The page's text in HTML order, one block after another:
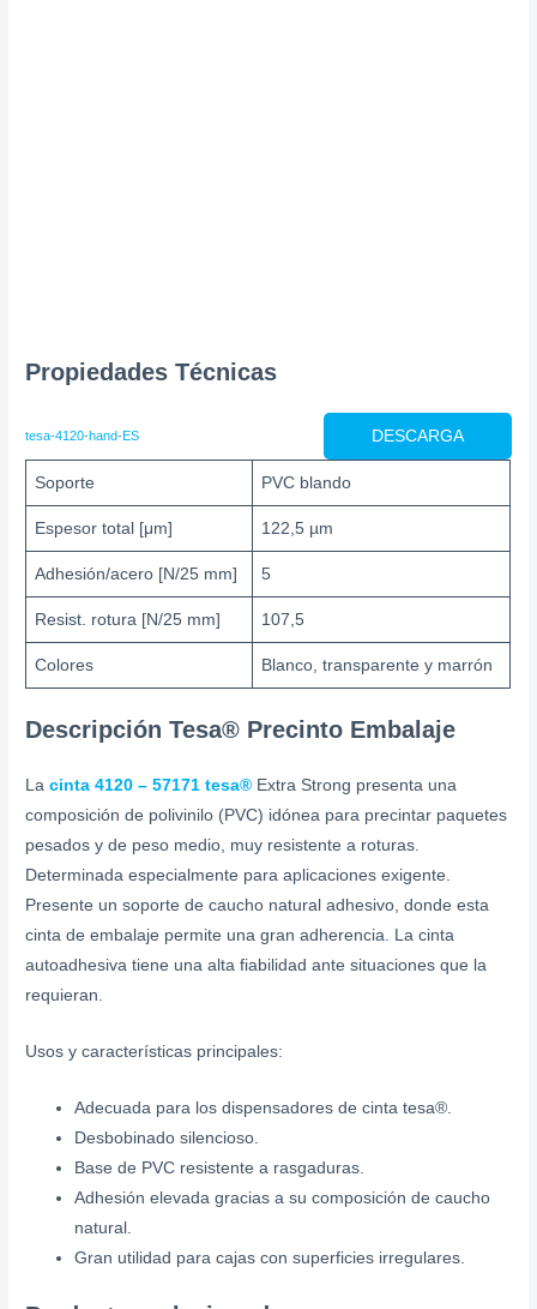
Propiedades Técnicas
tesa-4120-hand-ES DESCARGA
Soporte PVC blando
Espesor total [μm] 122,5 µm
Adhesión/acero [N/25 mm] 5
Resist. rotura [N/25 mm] 107,5
Colores Blanco, transparente y marrón
Descripción Tesa® Precinto Embalaje
Lacinta 4120 – 57171 tesa® Extra Strong presenta una
composición de polivinilo (PVC) idónea para precintar paquetes
pesados y de peso medio, muy resistente a roturas.
Determinada especialmente para aplicaciones exigente.
Presente un soporte de caucho natural adhesivo, donde esta
cinta de embalaje permite una gran adherencia. La cinta
autoadhesiva tiene una alta fiabilidad ante situaciones que la
requieran.
Usos y características principales:
Adecuada para los dispensadores de cinta tesa®.
Desbobinado silencioso.
Base de PVC resistente a rasgaduras.
Adhesión elevada gracias a su composición de caucho
natural.
Gran utilidad para cajas con superficies irregulares.